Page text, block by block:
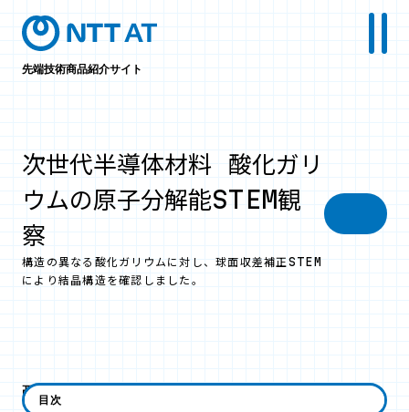
先端技術商品紹介サイト
次世代半導体材料 酸化ガリ
ウムの原子分解能STEM観
察
構造の異なる酸化ガリウムに対し、球面収差補正STEM
により結晶構造を確認しました。
酸化ガリウム 注目の次世代半
目次